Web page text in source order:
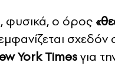
ο όρος
σχεδόν
York Timesγια